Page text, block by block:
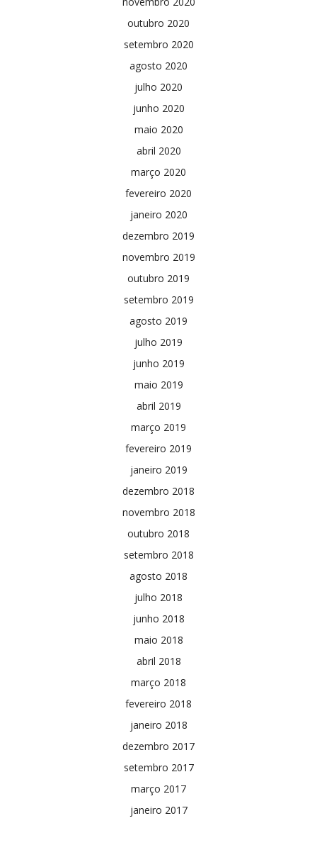
outubro 2020
setembro 2020
agosto 2020
julho 2020
junho 2020
maio 2020
abril 2020
março 2020
fevereiro 2020
janeiro 2020
dezembro 2019
novembro 2019
outubro 2019
setembro 2019
agosto 2019
julho 2019
junho 2019
maio 2019
abril 2019
março 2019
fevereiro 2019
janeiro 2019
dezembro 2018
novembro 2018
outubro 2018
setembro 2018
agosto 2018
julho 2018
junho 2018
maio 2018
abril 2018
março 2018
fevereiro 2018
janeiro 2018
dezembro 2017
setembro 2017
março 2017
janeiro 2017